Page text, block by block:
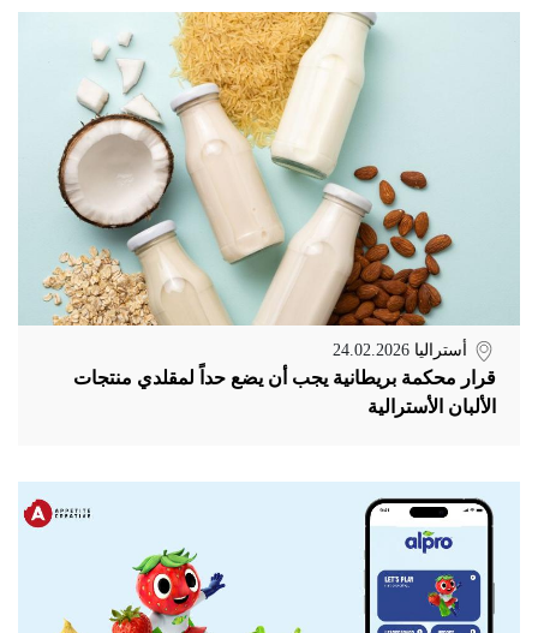
أستراليا 24.02.2026
قرار محكمة بريطانية يجب أن يضع حداً لمقلدي منتجات
الألبان الأسترالية